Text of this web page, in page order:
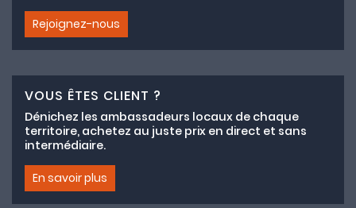
Rejoignez-nous
VOUS ÊTES CLIENT ?
Dénichez les ambassadeurs locaux de chaque
territoire, achetez au juste prix en direct et sans
intermédiaire.
En savoir plus